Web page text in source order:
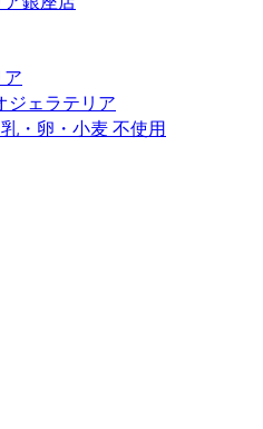
ジェラテリア
・卵・小麦 不使用